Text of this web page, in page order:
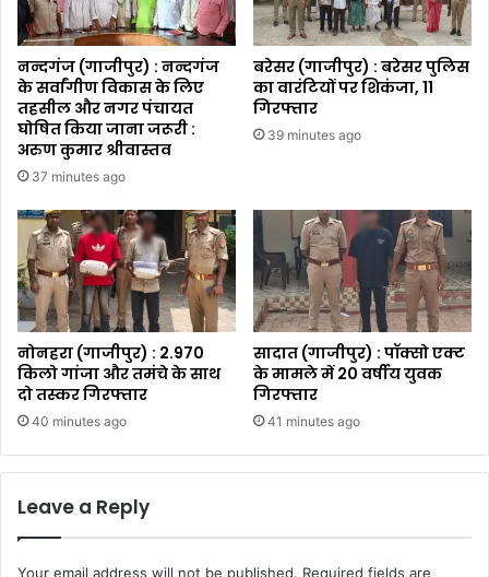
नन्दगंज (गाजीपुर) : नन्दगंज
के सर्वांगीण विकास के लिए
तहसील और नगर पंचायत
घोषित किया जाना जरूरी :
अरुण कुमार श्रीवास्तव
37 minutes ago
बरेसर (गाजीपुर) : बरेसर पुलिस
का वारंटियों पर शिकंजा, 11
गिरफ्तार
39 minutes ago
नोनहरा (गाजीपुर) : 2.970
किलो गांजा और तमंचे के साथ
दो तस्कर गिरफ्तार
40 minutes ago
सादात (गाजीपुर) : पॉक्सो एक्ट
के मामले में 20 वर्षीय युवक
गिरफ्तार
41 minutes ago
Leave a Reply
Your email address will not be published. Required fields are